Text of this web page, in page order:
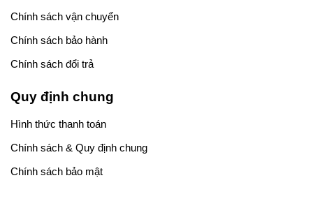
Chính sách vận chuyển
Chính sách bảo hành
Chính sách đổi trả
Quy định chung
Hình thức thanh toán
Chính sách & Quy định chung
Chính sách bảo mật